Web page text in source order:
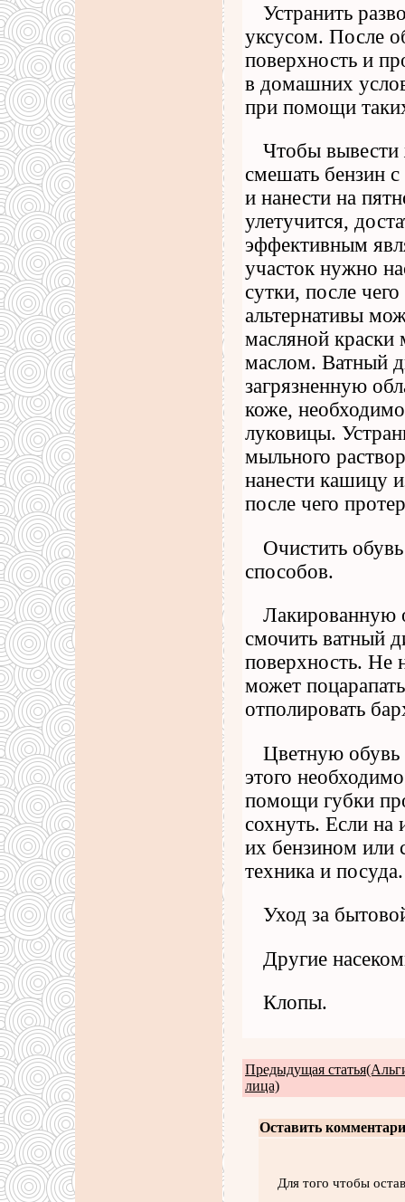
Устранить
уксусом. После
поверхность и
в домашних
при помощи
Чтобы вывести
смешать бензин
и нанести на
улетучится,
эффективным
участок нужно
сутки, после
альтернативы
масляной краски
маслом. Ватный
загрязненную
коже,
луковицы.
мыльного
нанести кашицу
после чего
Очистить
способов.
Лакированную
смочить ватный
поверхность. Не
может
отполировать
Цветную
этого
помощи губки
сохнуть. Если на
их бензином или
техника и
Уход за
Другие
Клопы.
Предыдущая
лица)
Оставить
Для того чтобы